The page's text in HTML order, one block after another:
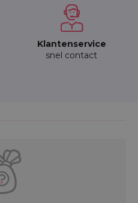
Klantenservice
snel contact